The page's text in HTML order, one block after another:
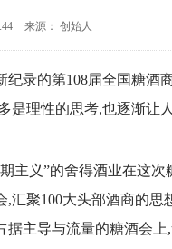
来源： 创始人
纪录的第108届全国糖酒
是理性的思考,也逐渐让
主义”的舍得酒业在这
,汇聚100大头部酒商的
据主导与流量的糖酒会